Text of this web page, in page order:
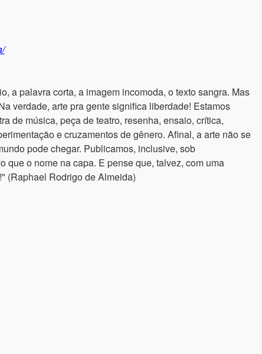
a palavra corta, a imagem incomoda, o texto sangra. Mas
verdade, arte pra gente significa liberdade! Estamos
de música, peça de teatro, resenha, ensaio, crítica,
e cruzamentos de gênero. Afinal, a arte não se
pode chegar. Publicamos, inclusive, sob
que o nome na capa. E pense que, talvez, com uma
(Raphael Rodrigo de Almeida)